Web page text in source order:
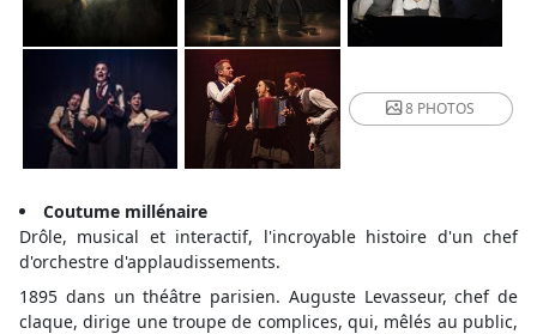
8 PHOTOS
Coutume millénaire
Drôle, musical et interactif, l'incroyable histoire d'un chef
d'orchestre d'applaudissements.
1895 dans un théâtre parisien. Auguste Levasseur, chef de
claque, dirige une troupe de complices, qui, mêlés au public,